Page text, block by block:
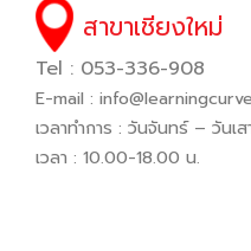
สาขาเชียงใหม่
Tel : 053-336-908
E-mail :
เวลาทำการ : วันจันทร์ – วันเส
เวลา : 10.00-18.00 น.